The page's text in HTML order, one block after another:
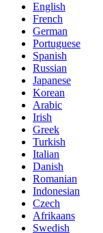
English
French
German
Portuguese
Spanish
Russian
Japanese
Korean
Arabic
Irish
Greek
Turkish
Italian
Danish
Romanian
Indonesian
Czech
Afrikaans
Swedish